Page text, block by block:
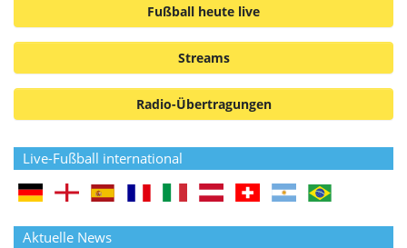
Fußball heute live
Streams
Radio-Übertragungen
Live-Fußball international
Aktuelle News